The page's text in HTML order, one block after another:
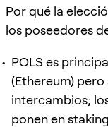
Por qué la
los poseedores
POLS es
(Ethereum)
intercambios;
ponen en